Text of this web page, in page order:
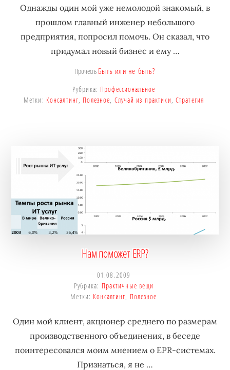
Однажды один мой уже немолодой знакомый, в
прошлом главный инженер небольшого
предприятия, попросил помочь. Он сказал, что
придумал новый бизнес и ему …
Прочесть Быть или не быть?
Рубрика: Профессиональное
Метки: Консалтинг Полезное Случай из практики Стратегия
Нам поможет ERP?
01.08.2009
Рубрика: Практичные вещи
Метки: Консалтинг Полезное
Один мой клиент, акционер среднего по размерам
производственного объединения, в беседе
поинтересовался моим мнением о EPR-системах.
Признаться, я не …